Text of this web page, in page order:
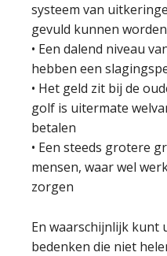
systeem van
gevuld kunnen worden
• Een dalend niveau
hebben een
• Het geld zit bij de
golf is uitermate
betalen
• Een steeds grotere
mensen, waar wel
zorgen
En waarschijnlijk kunt
bedenken die niet